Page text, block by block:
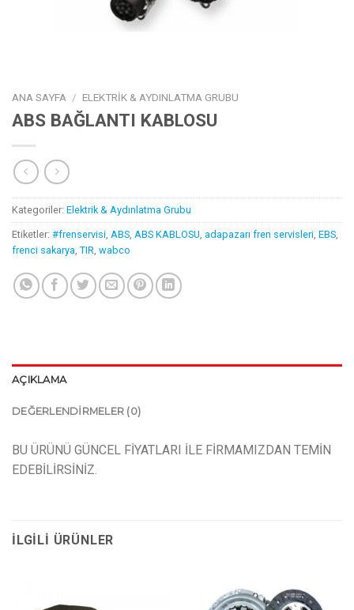
ANA SAYFA / ELEKTRIK & AYDINLATMA GRUBU
ABS BAĞLANTI KABLOSU
Kategoriler: Elektrik & Aydınlatma Grubu
Etiketler: #frenservisi ABS ABS KABLOSU adapazarı fren servisleri EBS
frenci sakarya TIR wabco
AÇIKLAMA
DEĞERLENDIRMELER (0)
BU ÜRÜNÜ GÜNCEL FİYATLARI İLE FİRMAMIZDAN TEMİN
EDEBİLİRSİNİZ.
İLGILI ÜRÜNLER